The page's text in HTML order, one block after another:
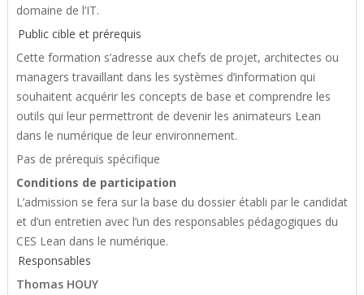
domaine de l’IT.
Public cible et prérequis
Cette formation s’adresse aux chefs de projet, architectes ou
managers travaillant dans les systèmes d’information qui
souhaitent acquérir les concepts de base et comprendre les
outils qui leur permettront de devenir les animateurs Lean
dans le numérique de leur environnement.
Pas de prérequis spécifique
Conditions de participation
L’admission se fera sur la base du dossier établi par le candidat
et d’un entretien avec l’un des responsables pédagogiques du
CES Lean dans le numérique.
Responsables
Thomas HOUY